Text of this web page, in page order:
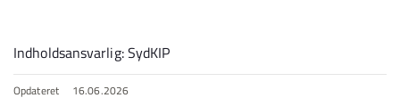
Indholdsansvarlig: SydKIP
Opdateret 16.06.2026